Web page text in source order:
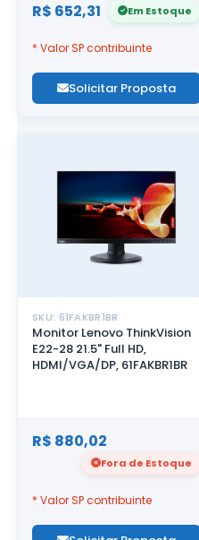
R$ 652,31 Em Estoque
* Valor SP contribuinte
Solicitar Proposta
SKU: 61FAKBR1BR
Monitor Lenovo ThinkVision
E22-28 21.5" Full HD,
HDMI/VGA/DP, 61FAKBR1BR
R$ 880,02
Fora de Estoque
* Valor SP contribuinte